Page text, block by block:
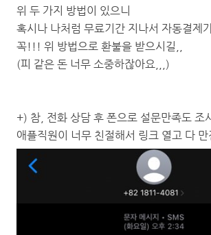
위 두 가지 방법이 있으니
혹시나 나처럼 무료기간 지나서 자동결제
꼭!!! 위 방법으로 환불을 받으시길,,
(피 같은 돈 너무 소중하잖아요,,,)
+) 참, 전화 상담 후 폰으로 설문만족도 조
애플직원이 너무 친절해서 링크 열고 다